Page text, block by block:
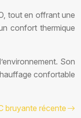
tout en offrant une
confort thermique
Son
confortable
bruyante récente